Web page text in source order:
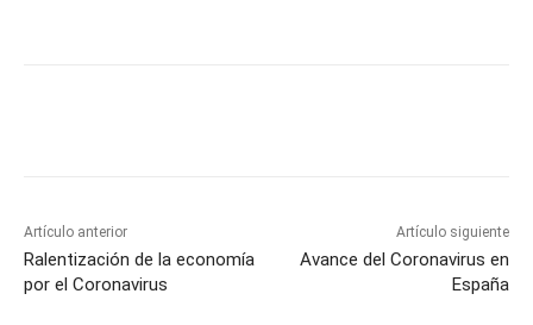
Artículo anterior
Ralentización de la economía
por el Coronavirus
Artículo siguiente
Avance del Coronavirus en
España